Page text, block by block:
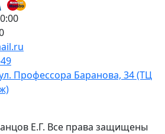
Профессора Баранова, 34 (ТЦ
Е.Г. Все права защищены